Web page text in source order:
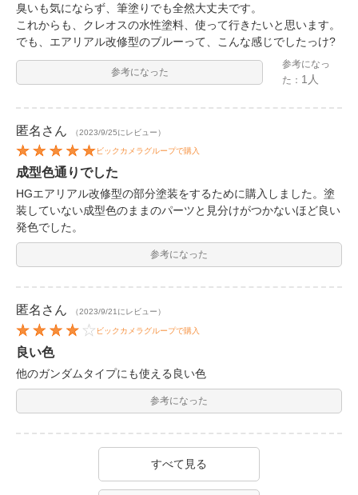
臭いも気にならず、筆塗りでも全然大丈夫です。
これからも、クレオスの水性塗料、使って行きたいと思います。
でも、エアリアル改修型のブルーって、こんな感じでしたっけ?
参考になった
参考になっ
た： 1人
匿名 さん （2023/9/25にレビュー）
ビックカメラグループで購入
成型色通りでした
HGエアリアル改修型の部分塗装をするために購入しました。塗
装していない成型色のままのパーツと見分けがつかないほど良い
発色でした。
参考になった
匿名 さん （2023/9/21にレビュー）
ビックカメラグループで購入
良い色
他のガンダムタイプにも使える良い色
参考になった
すべて見る